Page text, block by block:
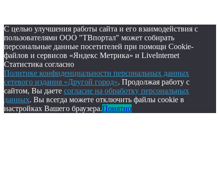
С целью улучшения работы сайта и его взаимодействия с
пользователями ООО "ТВпортал" может собирать
персональные данные посетителей при помощи Cookie-
файлов и сервисов «Яндекс Метрика» и LiveInternet
Статистика согласно
Политике конфиденциальности персональных данных
сетевого издания «Другой город». Продолжая работу с
сайтом, Вы даете согласие на обработку персональных
данных. Вы всегда можете отключить файлы cookie в
настройках Вашего браузера.Понятно